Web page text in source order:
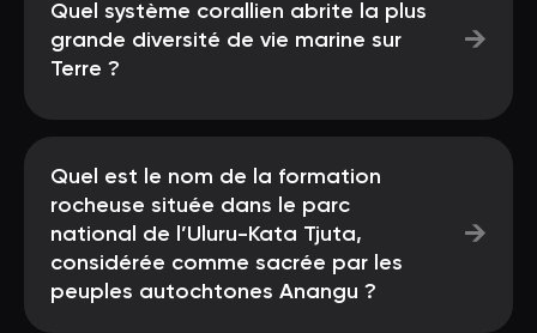
Quel système corallien abrite la plus
grande diversité de vie marine sur
Terre ?
→
Quel est le nom de la formation
rocheuse située dans le parc
national de l’Uluru-Kata Tjuta,
considérée comme sacrée par les
peuples autochtones Anangu ?
→